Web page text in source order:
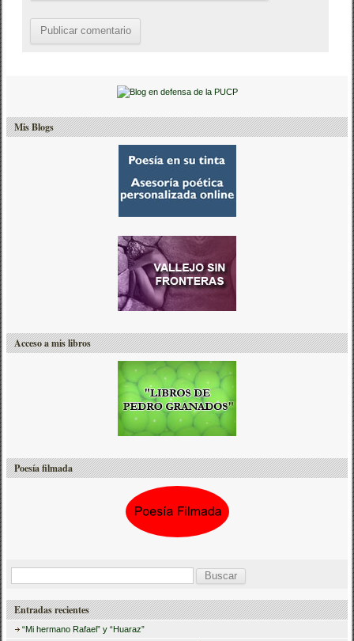
Mis Blogs
Acceso a mis libros
Poesía filmada
s
Entradas recientes
“Mi hermano Rafael” y “Huaraz”